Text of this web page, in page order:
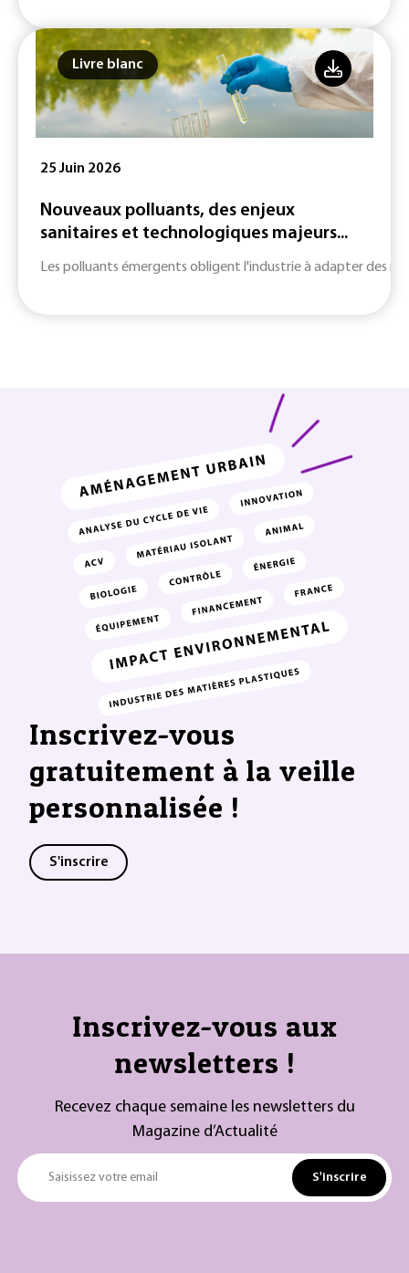
Livre blanc
25 Juin 2026
Nouveaux polluants, des enjeux
sanitaires et technologiques majeurs...
Les polluants émergents obligent l'industrie à adapter des
Inscrivez-vous
gratuitement à la veille
personnalisée !
S'inscrire
Inscrivez-vous aux
newsletters !
Recevez chaque semaine les newsletters du
Magazine d’Actualité
Saisissez votre email S'inscrire